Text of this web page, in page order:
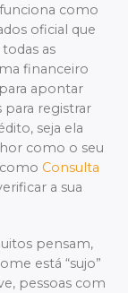
como
oficial que
as
financeiro
apontar
para registrar
seja ela
como o seu
Consulta
a sua
pensam,
está “sujo”
pessoas com